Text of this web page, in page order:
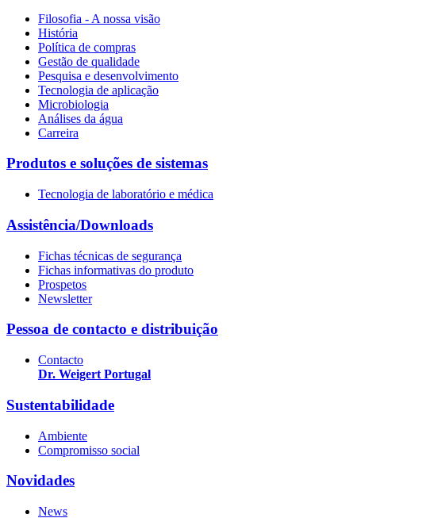
Filosofia - A nossa visão
História
Política de compras
Gestão de qualidade
Pesquisa e desenvolvimento
Tecnologia de aplicação
Microbiologia
Análises da água
Carreira
Produtos e soluções de sistemas
Tecnologia de laboratório e médica
Assistência/Downloads
Fichas técnicas de segurança
Fichas informativas do produto
Prospetos
Newsletter
Pessoa de contacto e distribuição
Contacto
Dr. Weigert Portugal
Sustentabilidade
Ambiente
Compromisso social
Novidades
News